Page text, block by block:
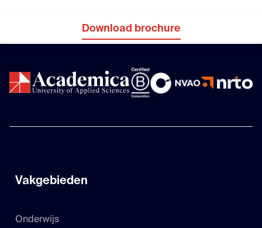
Download brochure
Vakgebieden
Onderwijs